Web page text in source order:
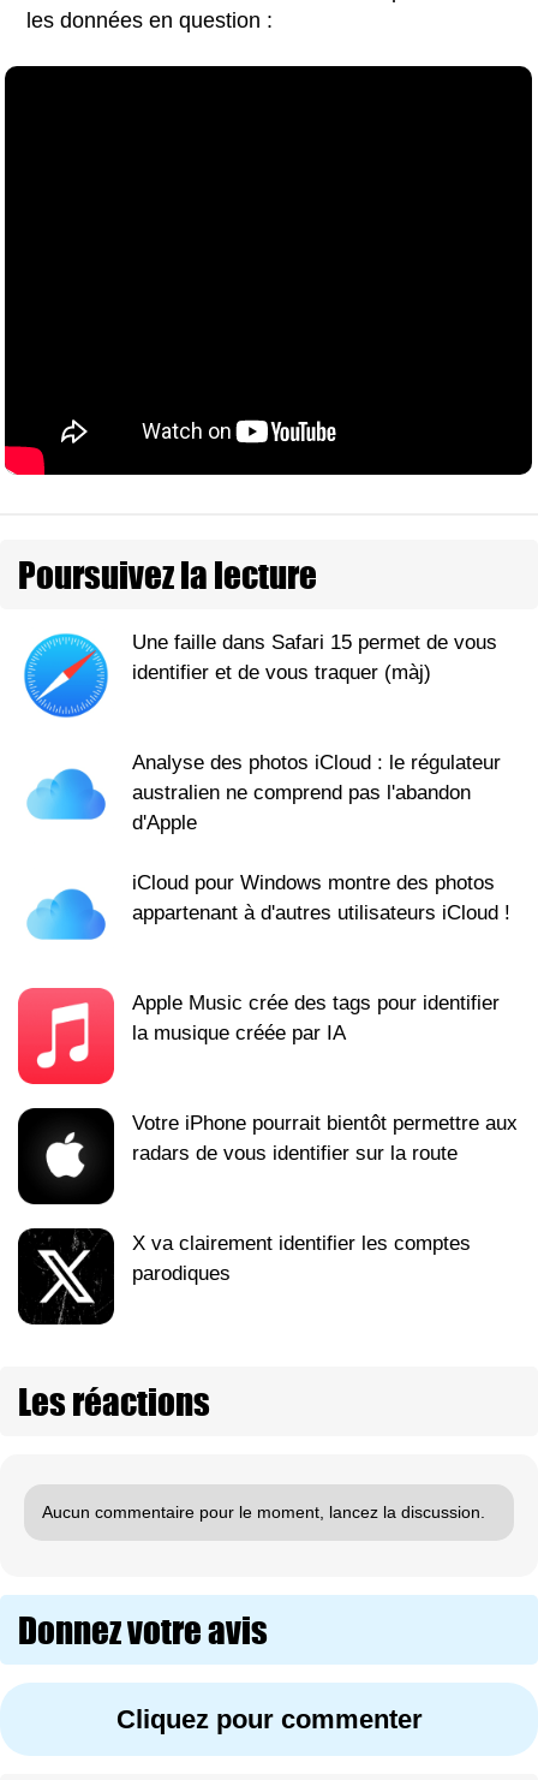
les données en question :
Poursuivez la lecture
Une faille dans Safari 15 permet de vous
identifier et de vous traquer (màj)
Analyse des photos iCloud : le régulateur
australien ne comprend pas l'abandon
d'Apple
iCloud pour Windows montre des photos
appartenant à d'autres utilisateurs iCloud !
Apple Music crée des tags pour identifier
la musique créée par IA
Votre iPhone pourrait bientôt permettre aux
radars de vous identifier sur la route
X va clairement identifier les comptes
parodiques
Les réactions
Aucun commentaire pour le moment, lancez la discussion.
Donnez votre avis
Cliquez pour commenter